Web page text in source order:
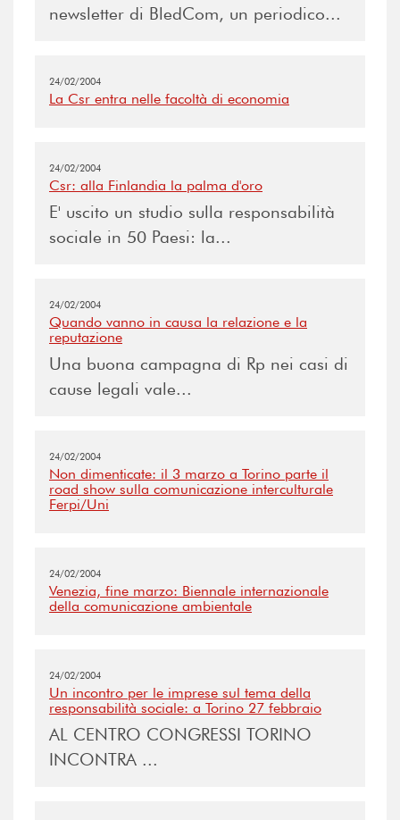
newsletter di BledCom, un periodico...
24/02/2004
La Csr entra nelle facoltà di economia
24/02/2004
Csr: alla Finlandia la palma d'oro
E' uscito un studio sulla responsabilità
sociale in 50 Paesi: la...
24/02/2004
Quando vanno in causa la relazione e la
reputazione
Una buona campagna di Rp nei casi di
cause legali vale...
24/02/2004
Non dimenticate: il 3 marzo a Torino parte il
road show sulla comunicazione interculturale
Ferpi/Uni
24/02/2004
Venezia, fine marzo: Biennale internazionale
della comunicazione ambientale
24/02/2004
Un incontro per le imprese sul tema della
responsabilità sociale: a Torino 27 febbraio
AL CENTRO CONGRESSI TORINO
INCONTRA ...